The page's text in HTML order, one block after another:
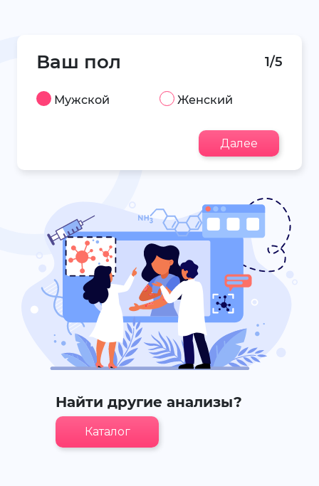
Ваш пол 1/5
Мужской Женский
Далее
Найти другие анализы?
Каталог